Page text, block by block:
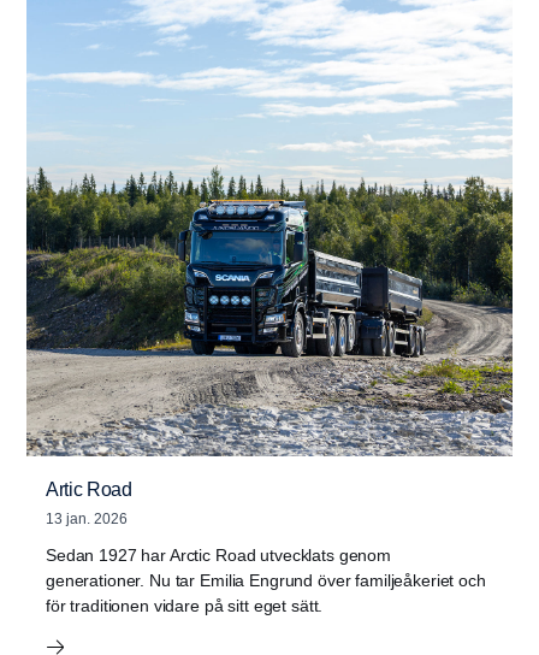
Artic Road
13 jan. 2026
Sedan 1927 har Arctic Road utvecklats genom
generationer. Nu tar Emilia Engrund över familjeåkeriet och
för traditionen vidare på sitt eget sätt.